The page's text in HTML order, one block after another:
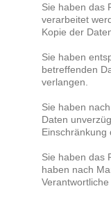
Sie haben das
verarbeitet
Kopie der
Sie haben
betreffenden
verlangen.
Sie haben
Daten
Einschränkung
Sie haben das
haben nach